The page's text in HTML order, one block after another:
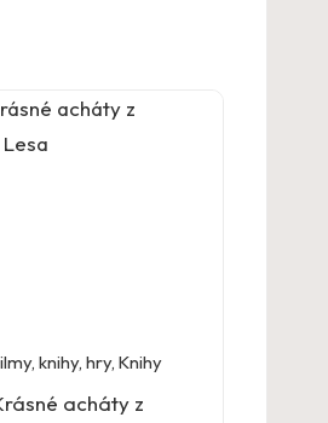
knihy, hry, Knihy
acháty z